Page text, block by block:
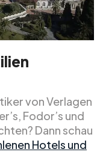
von Verlagen
Fodor’s und
Dann schau
Hotels und